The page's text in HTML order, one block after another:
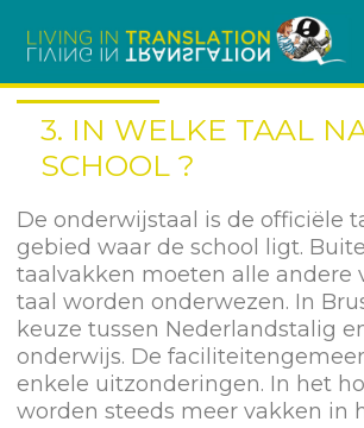
3. IN WELKE TAAL
SCHOOL ?
De onderwijstaal is de officiële
gebied waar de school ligt.
taalvakken moeten alle andere
taal worden onderwezen. In
keuze tussen Nederlandstalig
onderwijs. De
enkele uitzonderingen. In het
worden steeds meer vakken in